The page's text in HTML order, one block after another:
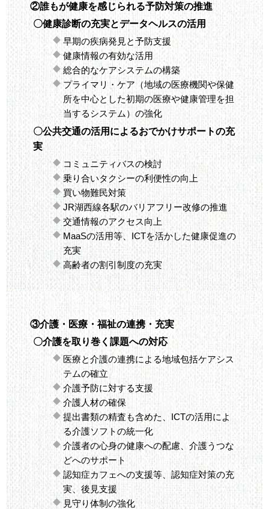
②誰もが健康を感じられる予防対策の推進
〇健康診断の充実とデータヘルスの活用
早期の疾病発見と予防支援
健康情報の有効な活用
総合的なケアシステムの構築
プライマリ・ケア（地域の医療機関や保健
所を中心とした初期の医療や健康管理を担
当するシステム）の強化
〇公共交通の活用によるおでかけサポートの充
実
コミュニティバスの検討
乗り合いタクシーの利便性の向上
買い物難民対策
JR湖西線各駅のバリアフリー改修の推進
交通情報のアクセス向上
MaaSの活用等、ICTを活かした健康促進の
充実
高齢者の割引制度の充実
③介護・医療・福祉の連携・充実
〇介護を取り巻く課題への対応
医療と介護の連携による地域包括ケアシス
テムの確立
介護予防に対する支援
介護人材の確保
提出書類の精査も含めた、ICTの活用によ
る介護ソフトの統一化
介護者の心身の健康への配慮、介護うつな
どへのサポート
認知症カフェへの支援等、認知症対策の充
実、後見支援
見守り体制の強化